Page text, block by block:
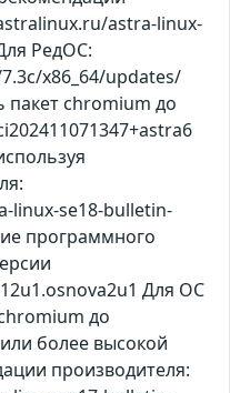
astra-linux-
РедОС:
x86_64/updates/
пакет chromium до
linux-se18-bulletin-
программного
Для ОС
до
более высокой
производителя: